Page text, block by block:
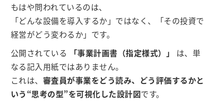
もはや問われているのは、
「どんな設備を導入するか」ではなく、「その投資で
経営がどう変わるか」です。
公開されている
「事業計画書（指定様式）」
は、単
なる記入用紙ではありません。
これは、 審査員が事業をどう読み、どう評価するかと
いう“思考の型”を可視化した設計図です。